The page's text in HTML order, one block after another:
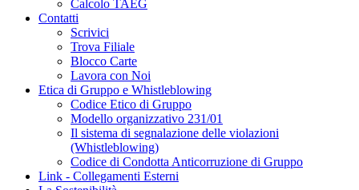
Calcolo TAEG
Contatti
Scrivici
Trova Filiale
Blocco Carte
Lavora con Noi
Etica di Gruppo e Whistleblowing
Codice Etico di Gruppo
Modello organizzativo 231/01
Il sistema di segnalazione delle violazioni
(Whistleblowing)
Codice di Condotta Anticorruzione di Gruppo
Link - Collegamenti Esterni